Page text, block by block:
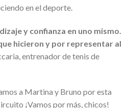
en el deporte.
y confianza en uno mismo.
hicieron y por representar al
entrenador de tenis de
a Martina y Bruno por esta
¡Vamos por más, chicos!